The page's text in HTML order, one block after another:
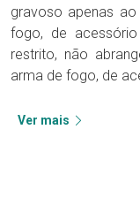
gravoso apenas
fogo, de
restrito, não
arma de fogo, de
Ver mais